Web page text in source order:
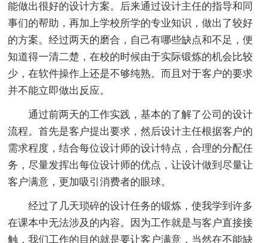
能做出很好的设计方案。后来通过设计主任的指导和同
事们的帮助，再加上学校所学的专业知识，做出了较好
的方案。经过两天的磨合，自己有哪些缺点和不足，便
知道得一清二楚，在校的时候由于实际锻炼的机会比较
少，在软件操作上还是不够纯熟。而且对于客户的要求
并不能立即做出反应。
通过前两天的工作实践，基本的了解了公司的设计
流程。首先是客户提出要求，然后设计主任根据客户的
需求程度，结合每位设计师的设计特点，合理的分配任
务，尽量发挥出每位设计师的优点，让设计做到尽量让
客户满意，更加吸引消费者的眼球。
经过了几天琐碎的设计任务的锻炼，使我学到许多
在课本中无法涉及的内容。因为工作就是与客户直接接
触，我们工作的目的就是要让客户满意，当然在不能缺